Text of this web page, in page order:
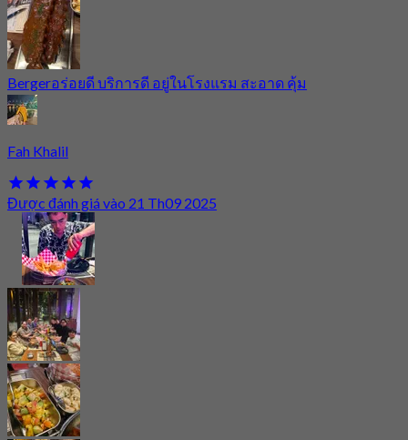
Bergerอร่อยดี บริการดี อยู่ในโรงแรม สะอาด คุ้ม
Fah Khalil
Được đánh giá vào 21 Th09 2025